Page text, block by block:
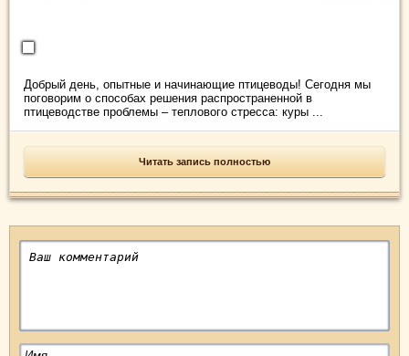
Добрый день, опытные и начинающие птицеводы! Сегодня мы
поговорим о способах решения распространенной в
птицеводстве проблемы – теплового стресса: куры ...
Читать запись полностью